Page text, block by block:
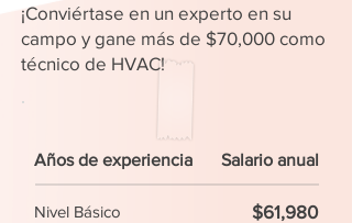
¡Conviértase en un experto en su
campo y gane más de $70,000 como
técnico de HVAC!
Años de experiencia Salario anual
Nivel Básico $61,980